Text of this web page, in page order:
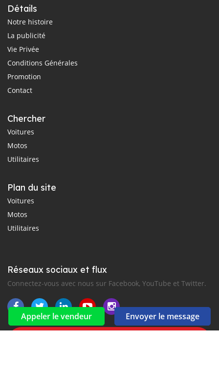
Appeler le vendeur Envoyer le message
Détails
Notre histoire
La publicité
Vie Privée
Conditions Générales
Promotion
Contact
Chercher
Voitures
Motos
Utilitaires
Plan du site
Voitures
Motos
Utilitaires
Réseaux sociaux et flux
Connectez-vous avec nous sur Facebook, YouTube et Twitter.